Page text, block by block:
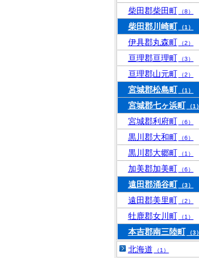
柴田郡柴田町 （8）
柴田郡川崎町 （1）
伊具郡丸森町 （2）
亘理郡亘理町 （3）
亘理郡山元町 （2）
宮城郡松島町 （1）
宮城郡七ヶ浜町 （1）
宮城郡利府町 （6）
黒川郡大和町 （6）
黒川郡大郷町 （1）
加美郡加美町 （6）
遠田郡涌谷町 （3）
遠田郡美里町 （2）
牡鹿郡女川町 （1）
本吉郡南三陸町 （3）
北海道 （1）